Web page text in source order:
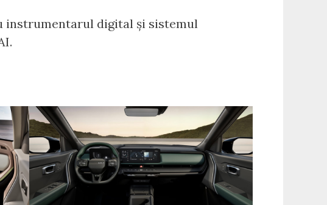
instrumentarul digital și sistemul